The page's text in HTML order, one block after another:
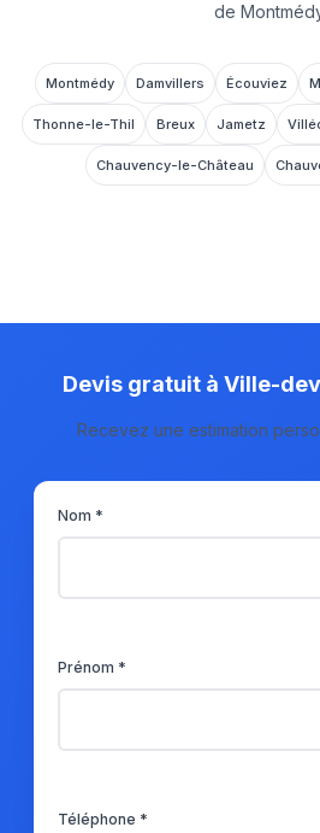
de
Montmédy Damvillers Écouviez
Thonne-le-Thil Breux Jametz
Chauvency-le-Château
Devis gratuit à Ville-
Recevez une estimation
Nom *
Prénom *
Téléphone *